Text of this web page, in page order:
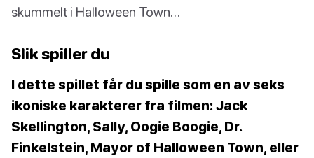
skummelt i Halloween Town…
Slik spiller du
I dette spillet får du spille som en av seks
ikoniske karakterer fra filmen: Jack
Skellington, Sally, Oogie Boogie, Dr.
Finkelstein, Mayor of Halloween Town, eller